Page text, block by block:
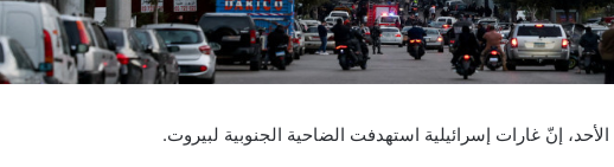
إنّ غارات إسرائيلية استهدفت الضاحية الجنوبية لبيروت.